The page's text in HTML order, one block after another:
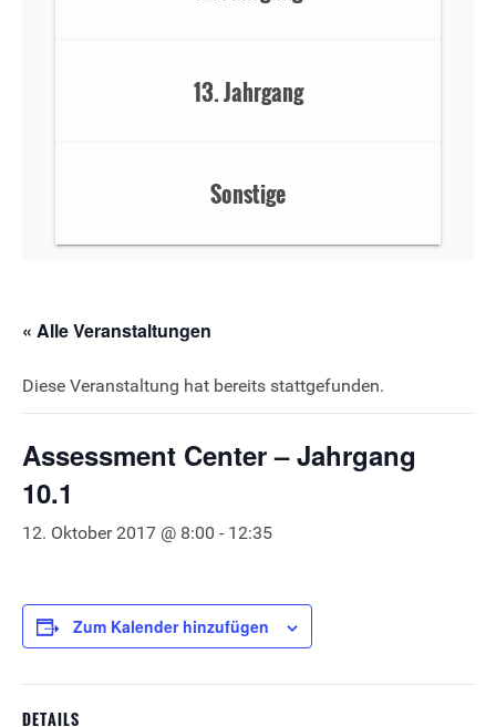
13. Jahrgang
Sonstige
« Alle Veranstaltungen
Diese Veranstaltung hat bereits stattgefunden.
Assessment Center – Jahrgang
10.1
12. Oktober 2017 @ 8:00 - 12:35
Zum Kalender hinzufügen
DETAILS